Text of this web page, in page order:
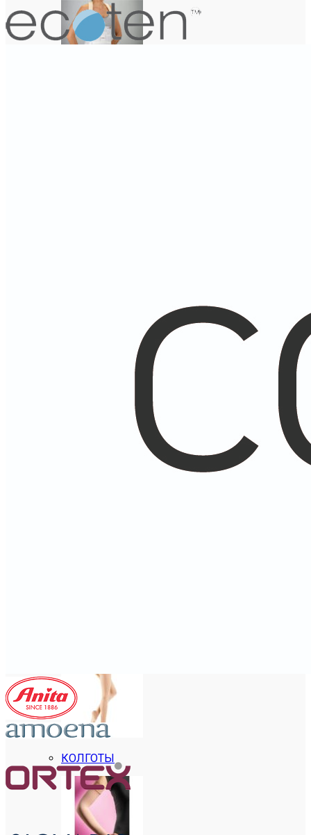
ПОЯСНИЧНО-КРЕСТЦОВЫЕ
РЕКЛИНАТОРЫ
КОЛГОТЫ